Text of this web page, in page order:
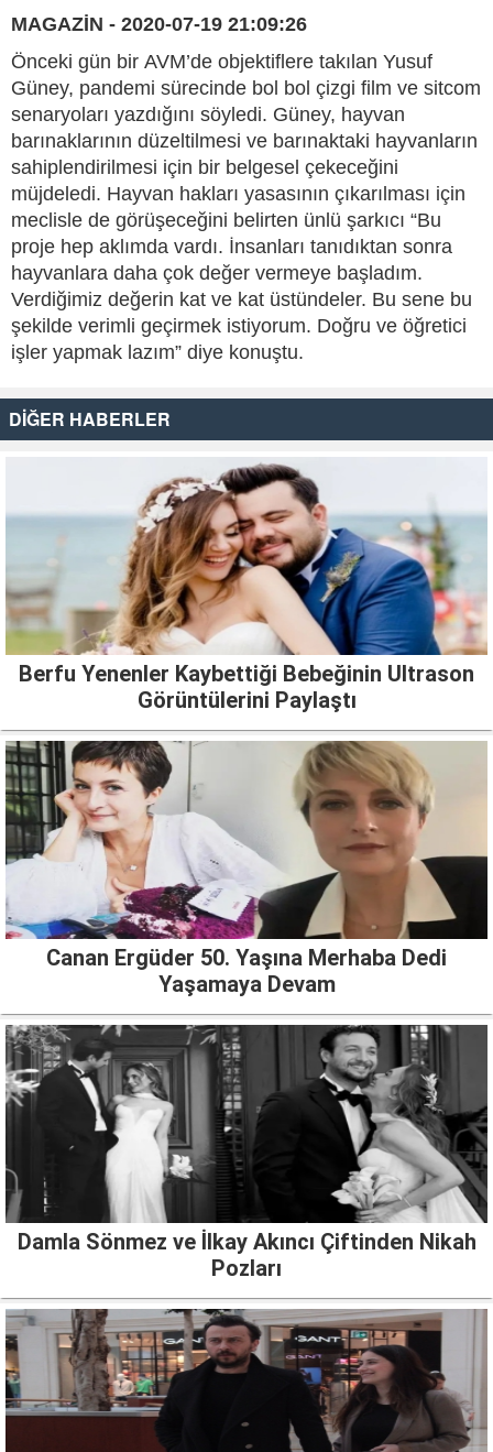
MAGAZİN - 2020-07-19 21:09:26
Önceki gün bir AVM’de objektiflere takılan Yusuf
Güney, pandemi sürecinde bol bol çizgi film ve sitcom
senaryoları yazdığını söyledi. Güney, hayvan
barınaklarının düzeltilmesi ve barınaktaki hayvanların
sahiplendirilmesi için bir belgesel çekeceğini
müjdeledi. Hayvan hakları yasasının çıkarılması için
meclisle de görüşeceğini belirten ünlü şarkıcı “Bu
proje hep aklımda vardı. İnsanları tanıdıktan sonra
hayvanlara daha çok değer vermeye başladım.
Verdiğimiz değerin kat ve kat üstündeler. Bu sene bu
şekilde verimli geçirmek istiyorum. Doğru ve öğretici
işler yapmak lazım” diye konuştu.
DİĞER HABERLER
Berfu Yenenler Kaybettiği Bebeğinin Ultrason
Görüntülerini Paylaştı
Canan Ergüder 50. Yaşına Merhaba Dedi
Yaşamaya Devam
Damla Sönmez ve İlkay Akıncı Çiftinden Nikah
Pozları